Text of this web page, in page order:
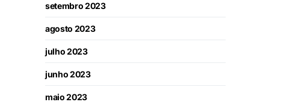
setembro 2023
agosto 2023
julho 2023
junho 2023
maio 2023